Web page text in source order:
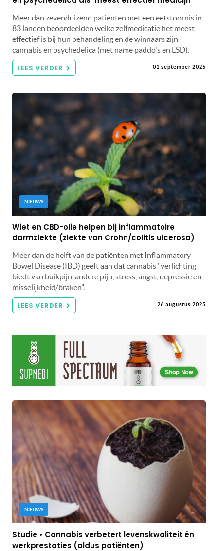
Meer dan zevenduizend patiënten met een eetstoornis in
83 landen beoordeelden welke zelfmedicatie het meest
effectief is bij hun behandeling en de winnaars zijn
cannabis en psychedelica (met name paddo's en LSD).
LEES VERDER 01 september 2025
NIEUWS
Wiet en CBD-olie helpen bij inflammatoire
darmziekte (ziekte van Crohn/colitis ulcerosa)
Meer dan de helft van de patiënten met Inflammatory
Bowel Disease (IBD) geeft aan dat cannabis "verlichting
biedt van buikpijn, andere pijn, stress, angst, depressie en
misselijkheid/braken".
LEES VERDER 26 augustus 2025
NIEUWS
Studie • Cannabis verbetert levenskwaliteit én
werkprestaties (aldus patiënten)